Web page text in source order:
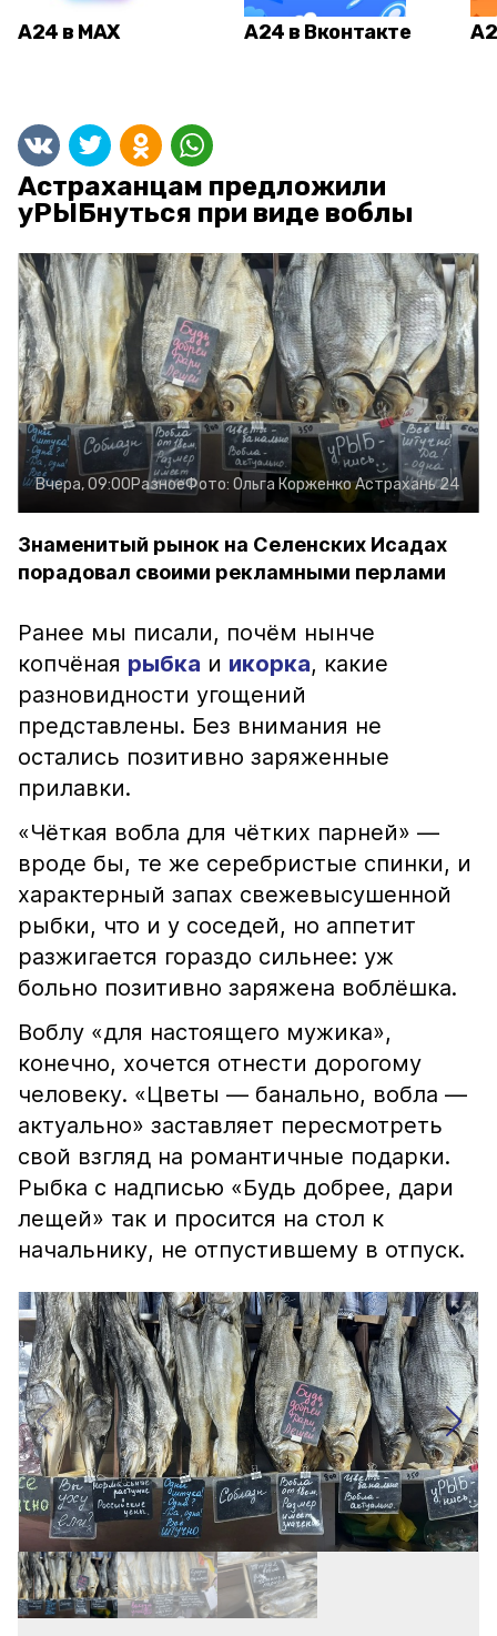
А24 в MAX А24 в Вконтакте
Астраханцам предложили
уРЫБнуться при виде воблы
Вчера, 09:00РазноеФото: Ольга КорженкоАстрахань 24
Знаменитый рынок на Селенских Исадах
порадовал своими рекламными перлами
Ранее мы писали, почём нынче
копчёная рыбка и икорка, какие
разновидности угощений
представлены. Без внимания не
остались позитивно заряженные
прилавки.
«Чёткая вобла для чётких парней» —
вроде бы, те же серебристые спинки, и
характерный запах свежевысушенной
рыбки, что и у соседей, но аппетит
разжигается гораздо сильнее: уж
больно позитивно заряжена воблёшка.
Воблу «для настоящего мужика»,
конечно, хочется отнести дорогому
человеку. «Цветы — банально, вобла —
актуально» заставляет пересмотреть
свой взгляд на романтичные подарки.
Рыбка с надписью «Будь добрее, дари
лещей» так и просится на стол к
начальнику, не отпустившему в отпуск.